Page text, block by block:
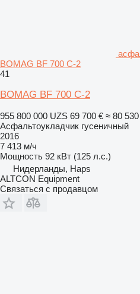
BOMAG BF 700 C-2
41
BOMAG BF 700 C-2
955 800 000 UZS 69 700 € ≈ 80
Асфальтоукладчик гусеничный
2016
7 413 м/ч
Мощность 92 кВт (125 л.с.)
Нидерланды, Haps
ALTCON Equipment
Связаться с продавцом